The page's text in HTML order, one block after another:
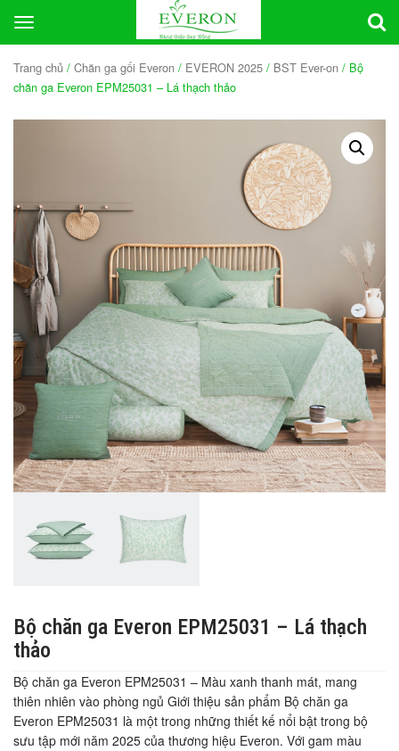
Toggle
navigation
Trang chủ / Chăn ga gối Everon / EVERON 2025 / BST Ever-on / Bộ
chăn ga Everon EPM25031 – Lá thạch thảo
Bộ chăn ga Everon EPM25031 – Lá thạch
thảo
Bộ chăn ga Everon EPM25031 – Màu xanh thanh mát, mang
thiên nhiên vào phòng ngủ Giới thiệu sản phẩm Bộ chăn ga
Everon EPM25031 là một trong những thiết kế nổi bật trong bộ
sưu tập mới năm 2025 của thương hiệu Everon. Với gam màu